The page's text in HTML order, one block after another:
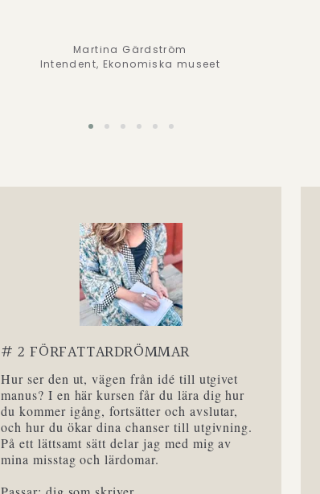
Martina Gärdström
Intendent, Ekonomiska museet
# 2 FÖRFATTARDRÖMMAR
Hur ser den ut, vägen från idé till utgivet
manus? I en här kursen får du lära dig hur
du kommer igång, fortsätter och avslutar,
och hur du ökar dina chanser till utgivning.
På ett lättsamt sätt delar jag med mig av
mina misstag och lärdomar.